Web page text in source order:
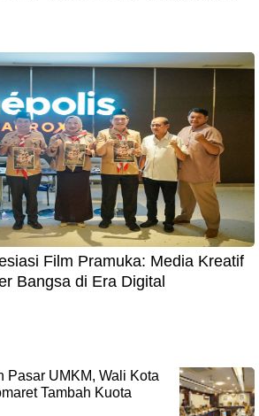
Film Pramuka: Media Kreatif
Bangsa di Era Digital
Pasar UMKM, Wali Kota
Tambah Kuota